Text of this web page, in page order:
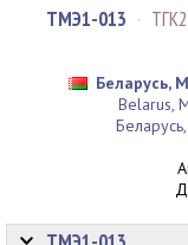
ТМЭ1-013 ·
Беларусь,
Belarus,